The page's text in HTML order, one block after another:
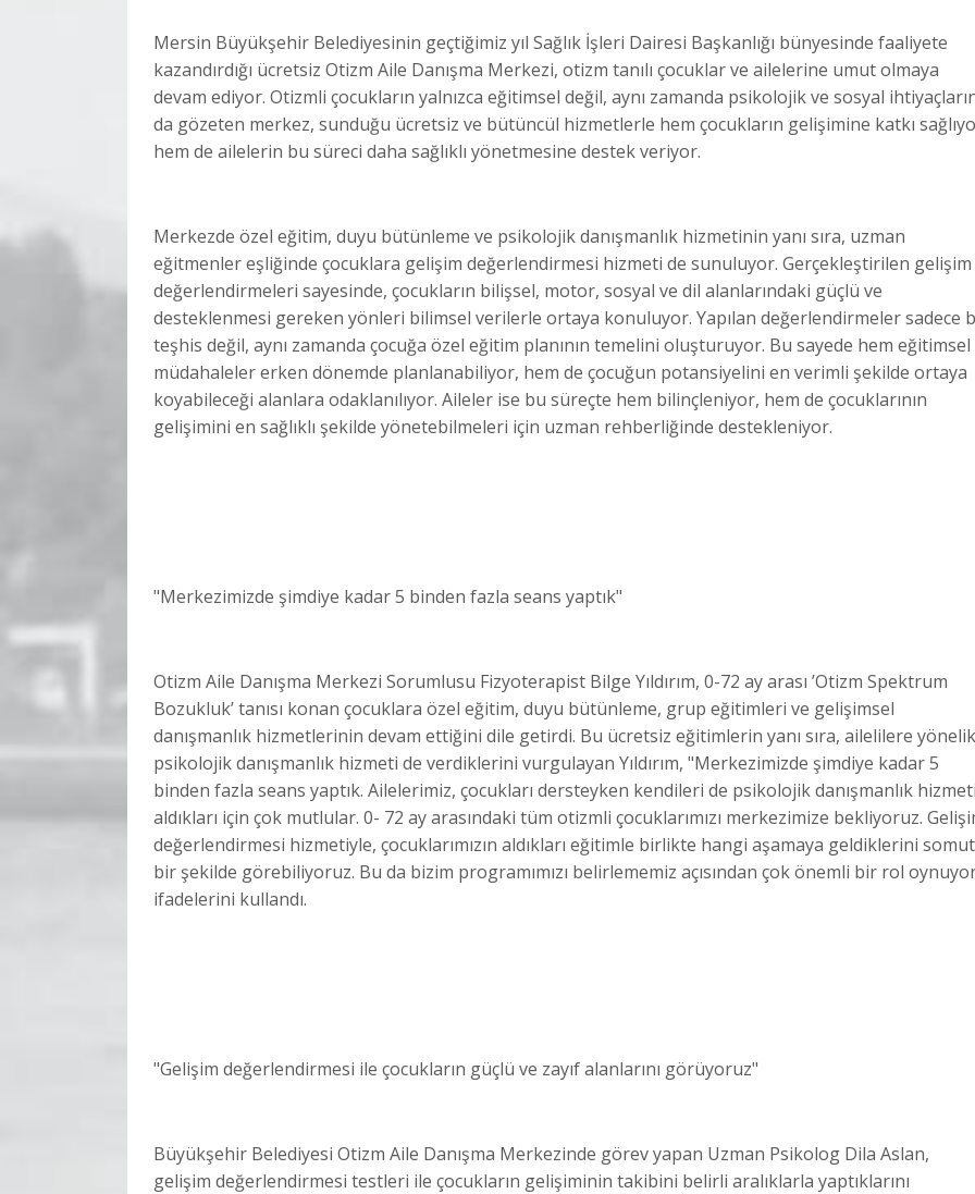
Mersin Büyükşehir Belediyesinin geçtiğimiz yıl Sağlık İşleri Dairesi Başkanlığı bünyesinde faaliyete
kazandırdığı ücretsiz Otizm Aile Danışma Merkezi, otizm tanılı çocuklar ve ailelerine umut olmaya
devam ediyor. Otizmli çocukların yalnızca eğitimsel değil, aynı zamanda psikolojik ve sosyal
da gözeten merkez, sunduğu ücretsiz ve bütüncül hizmetlerle hem çocukların gelişimine katkı
hem de ailelerin bu süreci daha sağlıklı yönetmesine destek veriyor.
Merkezde özel eğitim, duyu bütünleme ve psikolojik danışmanlık hizmetinin yanı sıra, uzman
eğitmenler eşliğinde çocuklara gelişim değerlendirmesi hizmeti de sunuluyor. Gerçekleştirilen gelişim
değerlendirmeleri sayesinde, çocukların bilişsel, motor, sosyal ve dil alanlarındaki güçlü ve
desteklenmesi gereken yönleri bilimsel verilerle ortaya konuluyor. Yapılan değerlendirmeler sadece
teşhis değil, aynı zamanda çocuğa özel eğitim planının temelini oluşturuyor. Bu sayede hem eğitimsel
müdahaleler erken dönemde planlanabiliyor, hem de çocuğun potansiyelini en verimli şekilde ortaya
koyabileceği alanlara odaklanılıyor. Aileler ise bu süreçte hem bilinçleniyor, hem de çocuklarının
gelişimini en sağlıklı şekilde yönetebilmeleri için uzman rehberliğinde destekleniyor.
"Merkezimizde şimdiye kadar 5 binden fazla seans yaptık"
Otizm Aile Danışma Merkezi Sorumlusu Fizyoterapist Bilge Yıldırım, 0-72 ay arası ’Otizm Spektrum
Bozukluk’ tanısı konan çocuklara özel eğitim, duyu bütünleme, grup eğitimleri ve gelişimsel
danışmanlık hizmetlerinin devam ettiğini dile getirdi. Bu ücretsiz eğitimlerin yanı sıra, ailelilere yönelik
psikolojik danışmanlık hizmeti de verdiklerini vurgulayan Yıldırım, "Merkezimizde şimdiye kadar 5
binden fazla seans yaptık. Ailelerimiz, çocukları dersteyken kendileri de psikolojik danışmanlık
aldıkları için çok mutlular. 0- 72 ay arasındaki tüm otizmli çocuklarımızı merkezimize bekliyoruz.
değerlendirmesi hizmetiyle, çocuklarımızın aldıkları eğitimle birlikte hangi aşamaya geldiklerini somut
bir şekilde görebiliyoruz. Bu da bizim programımızı belirlememiz açısından çok önemli bir rol
ifadelerini kullandı.
"Gelişim değerlendirmesi ile çocukların güçlü ve zayıf alanlarını görüyoruz"
Büyükşehir Belediyesi Otizm Aile Danışma Merkezinde görev yapan Uzman Psikolog Dila Aslan,
gelişim değerlendirmesi testleri ile çocukların gelişiminin takibini belirli aralıklarla yaptıklarını